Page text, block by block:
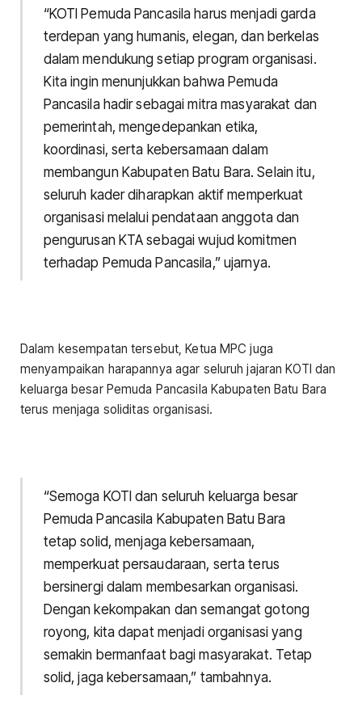
“KOTI Pemuda Pancasila harus menjadi garda
terdepan yang humanis, elegan, dan berkelas
dalam mendukung setiap program organisasi.
Kita ingin menunjukkan bahwa Pemuda
Pancasila hadir sebagai mitra masyarakat dan
pemerintah, mengedepankan etika,
koordinasi, serta kebersamaan dalam
membangun Kabupaten Batu Bara. Selain itu,
seluruh kader diharapkan aktif memperkuat
organisasi melalui pendataan anggota dan
pengurusan KTA sebagai wujud komitmen
terhadap Pemuda Pancasila,” ujarnya.
Dalam kesempatan tersebut, Ketua MPC juga
menyampaikan harapannya agar seluruh jajaran KOTI dan
keluarga besar Pemuda Pancasila Kabupaten Batu Bara
terus menjaga soliditas organisasi.
“Semoga KOTI dan seluruh keluarga besar
Pemuda Pancasila Kabupaten Batu Bara
tetap solid, menjaga kebersamaan,
memperkuat persaudaraan, serta terus
bersinergi dalam membesarkan organisasi.
Dengan kekompakan dan semangat gotong
royong, kita dapat menjadi organisasi yang
semakin bermanfaat bagi masyarakat. Tetap
solid, jaga kebersamaan,” tambahnya.